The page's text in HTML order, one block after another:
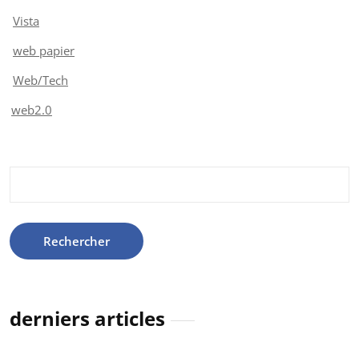
Vista
web papier
Web/Tech
web2.0
derniers articles